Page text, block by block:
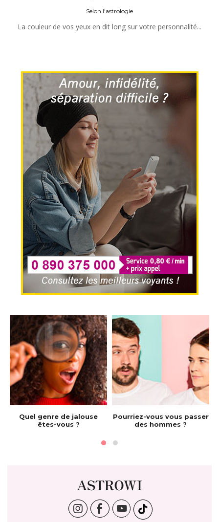
Selon l'astrologie
La couleur de vos yeux en dit long sur votre personnalité...
Quel genre de jalouse
êtes-vous ?
Pourriez-vous vous passer
des hommes ?
ASTROWI